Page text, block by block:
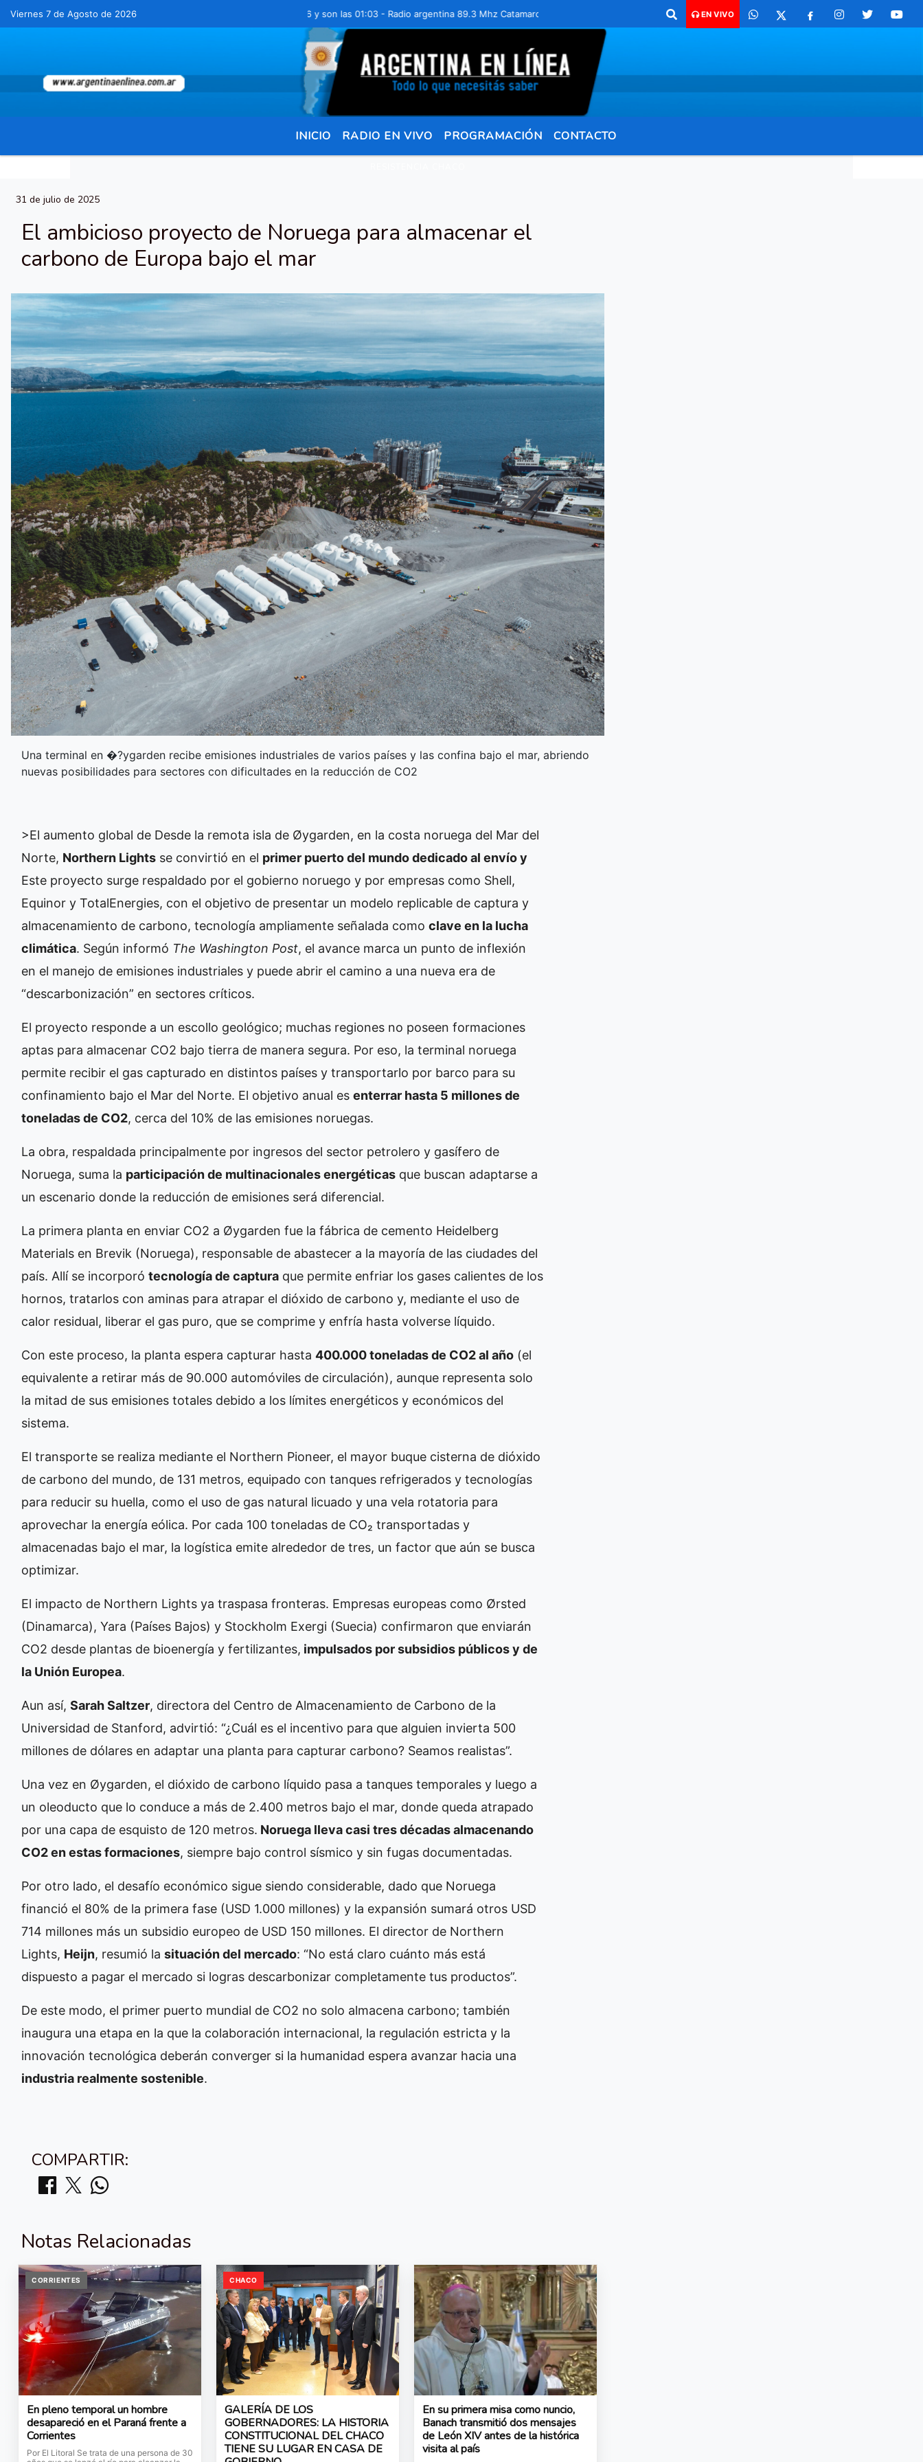
Viernes 7 de Agosto de 2026Hoy es Viernes 7 de Agosto de 2026 y son las 01:03 - Radio argentina 89.3 Mhz Catamarca 436 Resistencia Chaco para comunicarte 362 4879579 Radio argentina 89.3 Mhz Catamarca
EN VIVO
INICIO RADIO EN VIVO PROGRAMACIÓN CONTACTO
31 de julio de 2025
El ambicioso proyecto de Noruega para almacenar el
carbono de Europa bajo el mar
Una terminal en �?ygarden recibe emisiones industriales de varios países y las confina bajo el mar, abriendo
nuevas posibilidades para sectores con dificultades en la reducción de CO2
>El aumento global de Desde la remota isla de Øygarden, en la costa noruega del Mar del
Norte, Northern Lights se convirtió en el primer puerto del mundo dedicado al envío y
Este proyecto surge respaldado por el gobierno noruego y por empresas como Shell,
Equinor y TotalEnergies, con el objetivo de presentar un modelo replicable de captura y
almacenamiento de carbono, tecnología ampliamente señalada como clave en la lucha
climática. Según informó The Washington Post, el avance marca un punto de inflexión
en el manejo de emisiones industriales y puede abrir el camino a una nueva era de
“descarbonización” en sectores críticos.
El proyecto responde a un escollo geológico; muchas regiones no poseen formaciones
aptas para almacenar CO2 bajo tierra de manera segura. Por eso, la terminal noruega
permite recibir el gas capturado en distintos países y transportarlo por barco para su
confinamiento bajo el Mar del Norte. El objetivo anual es enterrar hasta 5 millones de
toneladas de CO2, cerca del 10% de las emisiones noruegas.
La obra, respaldada principalmente por ingresos del sector petrolero y gasífero de
Noruega, suma la participación de multinacionales energéticas que buscan adaptarse a
un escenario donde la reducción de emisiones será diferencial.
La primera planta en enviar CO2 a Øygarden fue la fábrica de cemento Heidelberg
Materials en Brevik (Noruega), responsable de abastecer a la mayoría de las ciudades del
país. Allí se incorporó tecnología de captura que permite enfriar los gases calientes de los
hornos, tratarlos con aminas para atrapar el dióxido de carbono y, mediante el uso de
calor residual, liberar el gas puro, que se comprime y enfría hasta volverse líquido.
Con este proceso, la planta espera capturar hasta 400.000 toneladas de CO2 al año (el
equivalente a retirar más de 90.000 automóviles de circulación), aunque representa solo
la mitad de sus emisiones totales debido a los límites energéticos y económicos del
sistema.
El transporte se realiza mediante el Northern Pioneer, el mayor buque cisterna de dióxido
de carbono del mundo, de 131 metros, equipado con tanques refrigerados y tecnologías
para reducir su huella, como el uso de gas natural licuado y una vela rotatoria para
aprovechar la energía eólica. Por cada 100 toneladas de CO₂ transportadas y
almacenadas bajo el mar, la logística emite alrededor de tres, un factor que aún se busca
optimizar.
El impacto de Northern Lights ya traspasa fronteras. Empresas europeas como Ørsted
(Dinamarca), Yara (Países Bajos) y Stockholm Exergi (Suecia) confirmaron que enviarán
CO2 desde plantas de bioenergía y fertilizantes, impulsados por subsidios públicos y de
la Unión Europea.
Aun así, Sarah Saltzer, directora del Centro de Almacenamiento de Carbono de la
Universidad de Stanford, advirtió: “¿Cuál es el incentivo para que alguien invierta 500
millones de dólares en adaptar una planta para capturar carbono? Seamos realistas”.
Una vez en Øygarden, el dióxido de carbono líquido pasa a tanques temporales y luego a
un oleoducto que lo conduce a más de 2.400 metros bajo el mar, donde queda atrapado
por una capa de esquisto de 120 metros. Noruega lleva casi tres décadas almacenando
CO2 en estas formaciones, siempre bajo control sísmico y sin fugas documentadas.
Por otro lado, el desafío económico sigue siendo considerable, dado que Noruega
financió el 80% de la primera fase (USD 1.000 millones) y la expansión sumará otros USD
714 millones más un subsidio europeo de USD 150 millones. El director de Northern
Lights, Heijn, resumió la situación del mercado: “No está claro cuánto más está
dispuesto a pagar el mercado si logras descarbonizar completamente tus productos”.
De este modo, el primer puerto mundial de CO2 no solo almacena carbono; también
inaugura una etapa en la que la colaboración internacional, la regulación estricta y la
innovación tecnológica deberán converger si la humanidad espera avanzar hacia una
industria realmente sostenible.
COMPARTIR:
Notas Relacionadas
CORRIENTES
En pleno temporal un hombre
desapareció en el Paraná frente a
Corrientes
Por El Litoral Se trata de una persona de 30
CHACO
GALERÍA DE LOS
GOBERNADORES: LA HISTORIA
CONSTITUCIONAL DEL CHACO
TIENE SU LUGAR EN CASA DE
En su primera misa como nuncio,
Banach transmitió dos mensajes
de León XIV antes de la histórica
visita al país